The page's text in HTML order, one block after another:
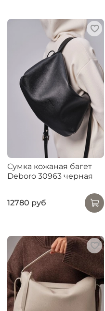
Сумка кожаная багет
Deboro 30963 черная
12780 руб